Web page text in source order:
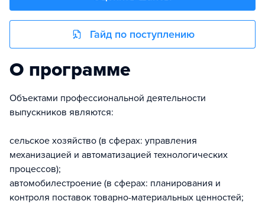
Гайд по поступлению
О программе
Объектами профессиональной деятельности
выпускников являются:
сельское хозяйство (в сферах: управления
механизацией и автоматизацией технологических
процессов);
автомобилестроение (в сферах: планирования и
контроля поставок товарно-материальных ценностей;